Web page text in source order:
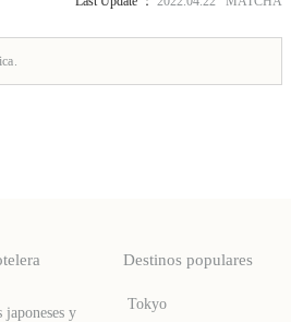
y
Destinos populares
Tokyo